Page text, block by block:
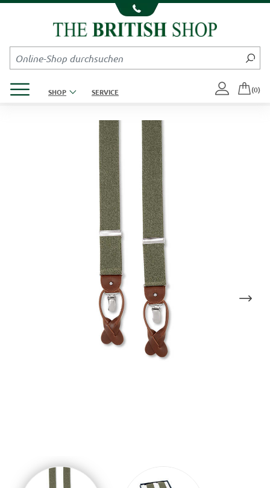
Kompletten Head der Seite überspringen
SHOP SERVICE (0)